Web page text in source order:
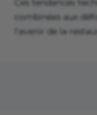
Ces tendances
combinées aux
l'avenir de la